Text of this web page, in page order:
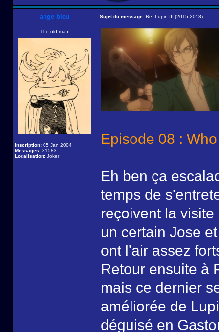
ange bleu Sujet du message: Re: Lupin III (2015-2018)
The old man
Inscription: 05 Jan 2004
Messages: 31583
Localisation: Joker
Episode 08 :
Eh ben ça
temps de
reçoivent la
un certain Jose
ont l'air assez
Retour ensuite à
mais ce dernier
améliorée de
déguisé en